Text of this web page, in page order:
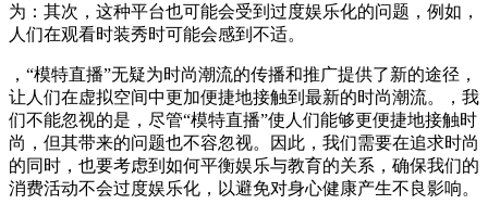
为：其次，这种平台也可能会受到过度娱乐化的问题，例如，
人们在观看时装秀时可能会感到不适。
，“模特直播”无疑为时尚潮流的传播和推广提供了新的途径，
让人们在虚拟空间中更加便捷地接触到最新的时尚潮流。，我
们不能忽视的是，尽管“模特直播”使人们能够更便捷地接触时
尚，但其带来的问题也不容忽视。因此，我们需要在追求时尚
的同时，也要考虑到如何平衡娱乐与教育的关系，确保我们的
消费活动不会过度娱乐化，以避免对身心健康产生不良影响。